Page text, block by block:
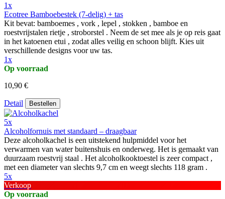
1x
Ecotree Bamboebestek (7-delig) + tas
Kit bevat: bamboemes , vork , lepel , stokken , bamboe en
roestvrijstalen rietje , stroborstel . Neem de set mee als je op reis gaat
in het katoenen etui , zodat alles veilig en schoon blijft. Kies uit
verschillende designs voor uw tas.
1x
Op voorraad
10,90 €
Detail Bestellen
5x
Alcoholfornuis met standaard – draagbaar
Deze alcoholkachel is een uitstekend hulpmiddel voor het
verwarmen van water buitenshuis en onderweg. Het is gemaakt van
duurzaam roestvrij staal . Het alcoholkooktoestel is zeer compact ,
met een diameter van slechts 9,7 cm en weegt slechts 118 gram .
5x
Verkoop
Op voorraad